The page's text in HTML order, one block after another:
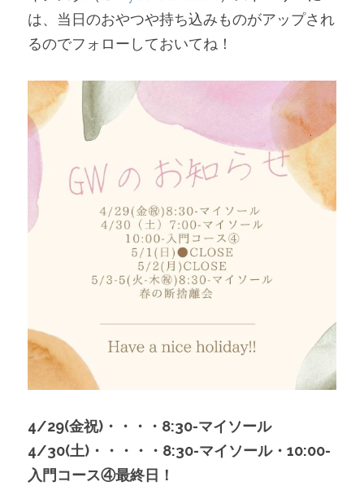
は、当日のおやつや持ち込みものがアップされ
るのでフォローしておいてね！
4/29(金祝)・・・・8:30-マイソール
4/30(土)・・・・・8:30-マイソール・10:00-
入門コース④最終日！